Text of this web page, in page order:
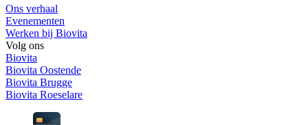
Ons verhaal
Evenementen
Werken bij Biovita
Volg ons
Biovita
Biovita Oostende
Biovita Brugge
Biovita Roeselare